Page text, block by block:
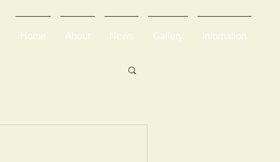
Home About News Gallery Infomation